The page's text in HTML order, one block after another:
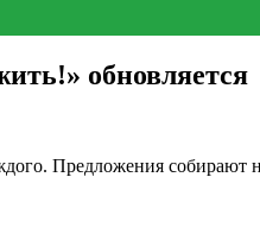
обновляется
Предложения собирают